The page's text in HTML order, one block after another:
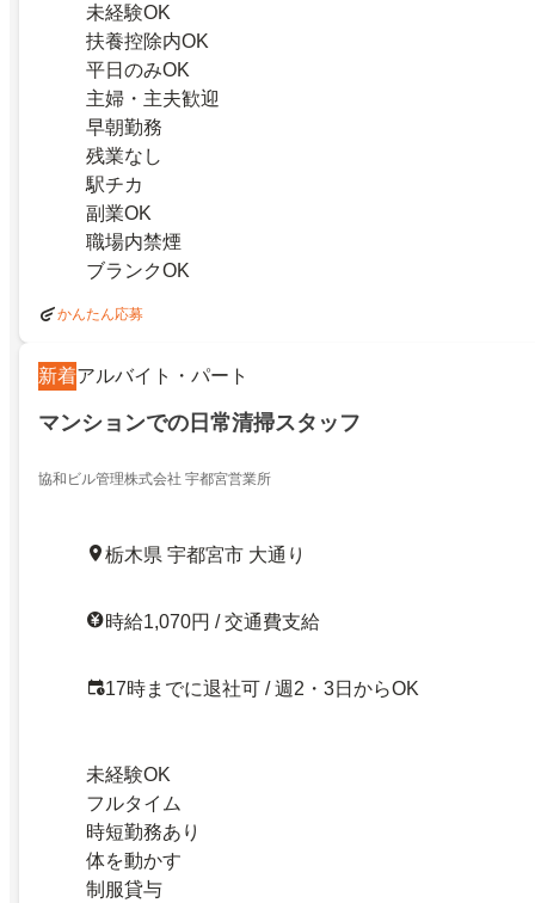
未経験OK
扶養控除内OK
平日のみOK
主婦・主夫歓迎
早朝勤務
残業なし
駅チカ
副業OK
職場内禁煙
ブランクOK
かんたん応募
新着アルバイト・パート
マンションでの日常清掃スタッフ
協和ビル管理株式会社 宇都宮営業所
栃木県 宇都宮市 大通り
時給1,070円 / 交通費支給
17時までに退社可 / 週2・3日からOK
未経験OK
フルタイム
時短勤務あり
体を動かす
制服貸与